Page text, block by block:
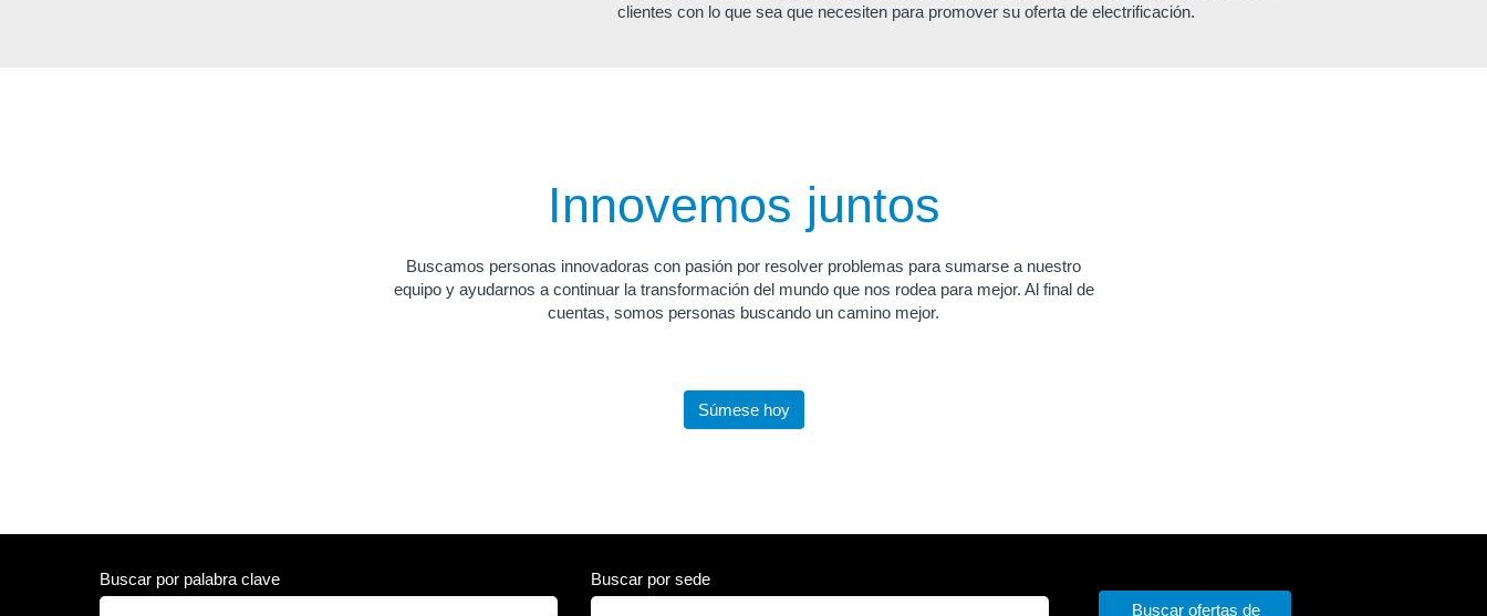
clientes con lo que sea que necesiten para promover su oferta de electrificación.
Innovemos juntos
Buscamos personas innovadoras con pasión por resolver problemas para sumarse a nuestro
equipo y ayudarnos a continuar la transformación del mundo que nos rodea para mejor. Al final de
cuentas, somos personas buscando un camino mejor.
Súmese hoy
Buscar por palabra clave Buscar por sede